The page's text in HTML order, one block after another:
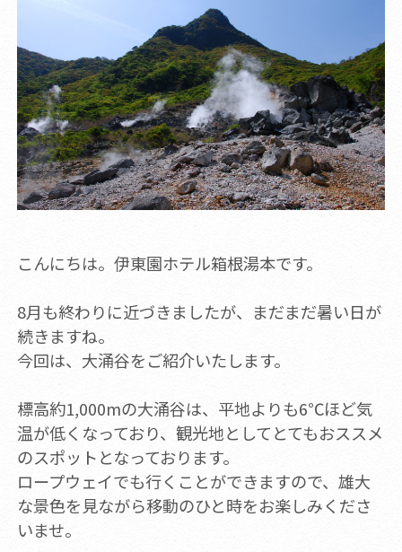
こんにちは。伊東園ホテル箱根湯本です。
8月も終わりに近づきましたが、まだまだ暑い日が
続きますね。
今回は、大涌谷をご紹介いたします。
標高約1,000mの大涌谷は、平地よりも6℃ほど気
温が低くなっており、観光地としてとてもおススメ
のスポットとなっております。
ロープウェイでも行くことができますので、雄大
な景色を見ながら移動のひと時をお楽しみくださ
いませ。